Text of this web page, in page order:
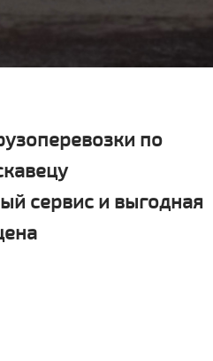
по
сервис и выгодная